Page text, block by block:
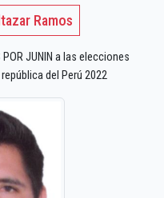
Ramos
POR JUNIN a las elecciones
del Perú 2022